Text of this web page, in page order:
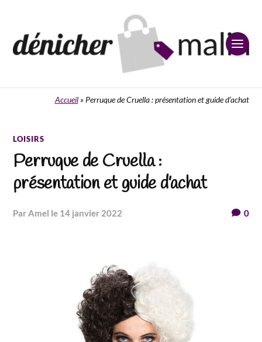
Accueil» Perruque de Cruella : présentation et guide d’achat
LOISIRS
Perruque de Cruella :
présentation et guide d’achat
par Amel le 14 janvier 2022 0